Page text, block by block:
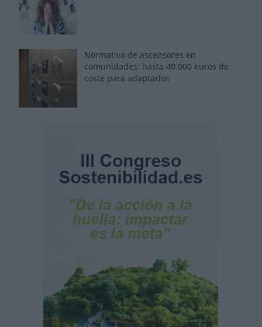
Normativa de ascensores en
comunidades: hasta 40.000 euros de
coste para adaptarlos